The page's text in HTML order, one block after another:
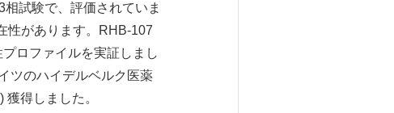
試験で、評価されていま
性があります。RHB-107
ロファイルを実証しまし
ツのハイデルベルク医薬
得しました。